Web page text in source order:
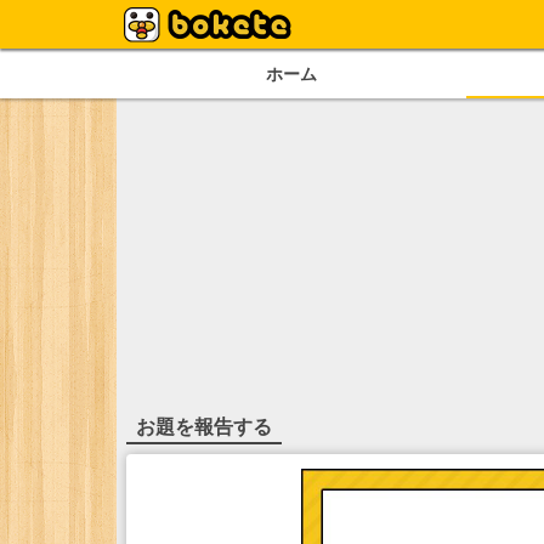
ホーム
お題を報告する